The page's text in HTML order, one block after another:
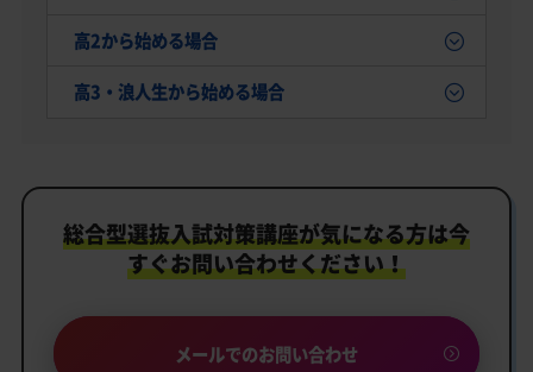
高2から始める場合
高3・浪人生から始める場合
総合型選抜入試対策講座が気になる方は今
すぐお問い合わせください！
メールでのお問い合わせ